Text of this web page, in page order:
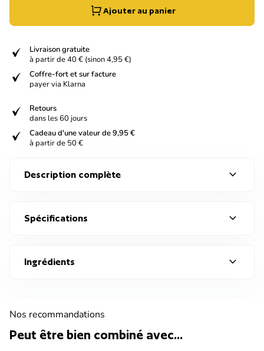
Ajouter au panier
verified
Livraison gratuite
à partir de 40 € (sinon 4,95 €)
verified
Coffre-fort et sur facture
payer via Klarna
verified
Retours
dans les 60 jours
verified
Cadeau d'une valeur de 9,95 €
à partir de 50 €
Description complète expand_more
Spécifications expand_more
Ingrédients expand_more
Nos recommandations
Peut être bien combiné avec...